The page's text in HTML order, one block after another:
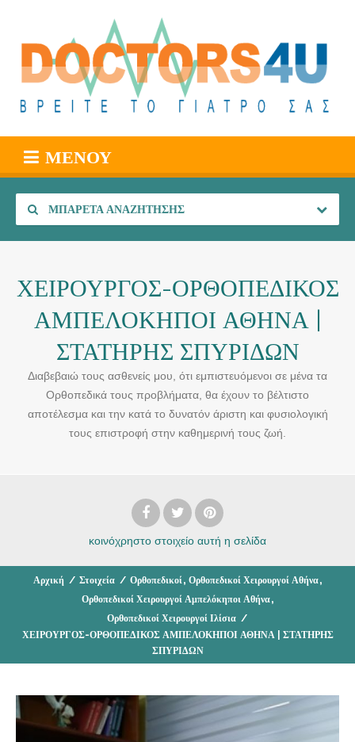
ΜΕΝΟΎ
ΜΠΑΡΈΤΑ ΑΝΑΖΉΤΗΣΗΣ
ΧΕΙΡΟΥΡΓΟΣ-ΟΡΘΟΠΕΔΙΚΟΣ
ΑΜΠΕΛΟΚΗΠΟΙ ΑΘΗΝΑ |
ΣΤΑΤΗΡΗΣ ΣΠΥΡΙΔΩΝ
Διαβεβαιώ τους ασθενείς μου, ότι εμπιστευόμενοι σε μένα τα
Ορθοπεδικά τους προβλήματα, θα έχουν το βέλτιστο
αποτέλεσμα και την κατά το δυνατόν άριστη και φυσιολογική
τους επιστροφή στην καθημερινή τους ζωή.
κοινόχρηστο στοιχείο αυτή η σελίδα
Αρχική / Στοιχεία / Ορθοπεδικοί , Ορθοπεδικοί Χειρουργοί Αθήνα,
Ορθοπεδικοί Χειρουργοί Αμπελόκηποι Αθήνα,
Ορθοπεδικοί Χειρουργοί Ιλίσια /
ΧΕΙΡΟΥΡΓΟΣ-ΟΡΘΟΠΕΔΙΚΟΣ ΑΜΠΕΛΟΚΗΠΟΙ ΑΘΗΝΑ | ΣΤΑΤΗΡΗΣ
ΣΠΥΡΙΔΩΝ